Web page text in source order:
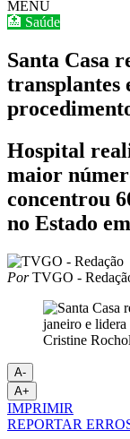
MENU
🏥 Saúde
Santa Casa
transplantes
Hospital
maior
concentrou
no Estado
PorTVGO -
Cristine
A-
A+
IMPRIMIR
REPORTAR